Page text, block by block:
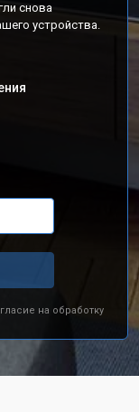
снова
устройства.
на обработку